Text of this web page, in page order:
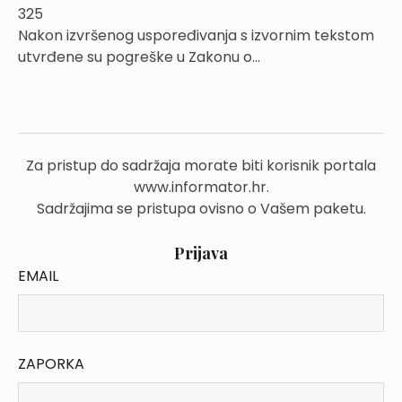
325
Nakon izvršenog uspoređivanja s izvornim tekstom
utvrđene su pogreške u Zakonu o...
Za pristup do sadržaja morate biti korisnik portala
www.informator.hr.
Sadržajima se pristupa ovisno o Vašem paketu.
Prijava
EMAIL
ZAPORKA